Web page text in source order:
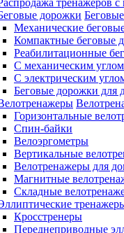
Механические
Компактные беговые
Реабилитационные
С механическим
С электрическим
Беговые дорожки для
Горизонтальные
Спин-байки
Велоэргометры
Вертикальные
Велотренажеры для
Магнитные
Складные
Кросстренеры
Переднеприводные